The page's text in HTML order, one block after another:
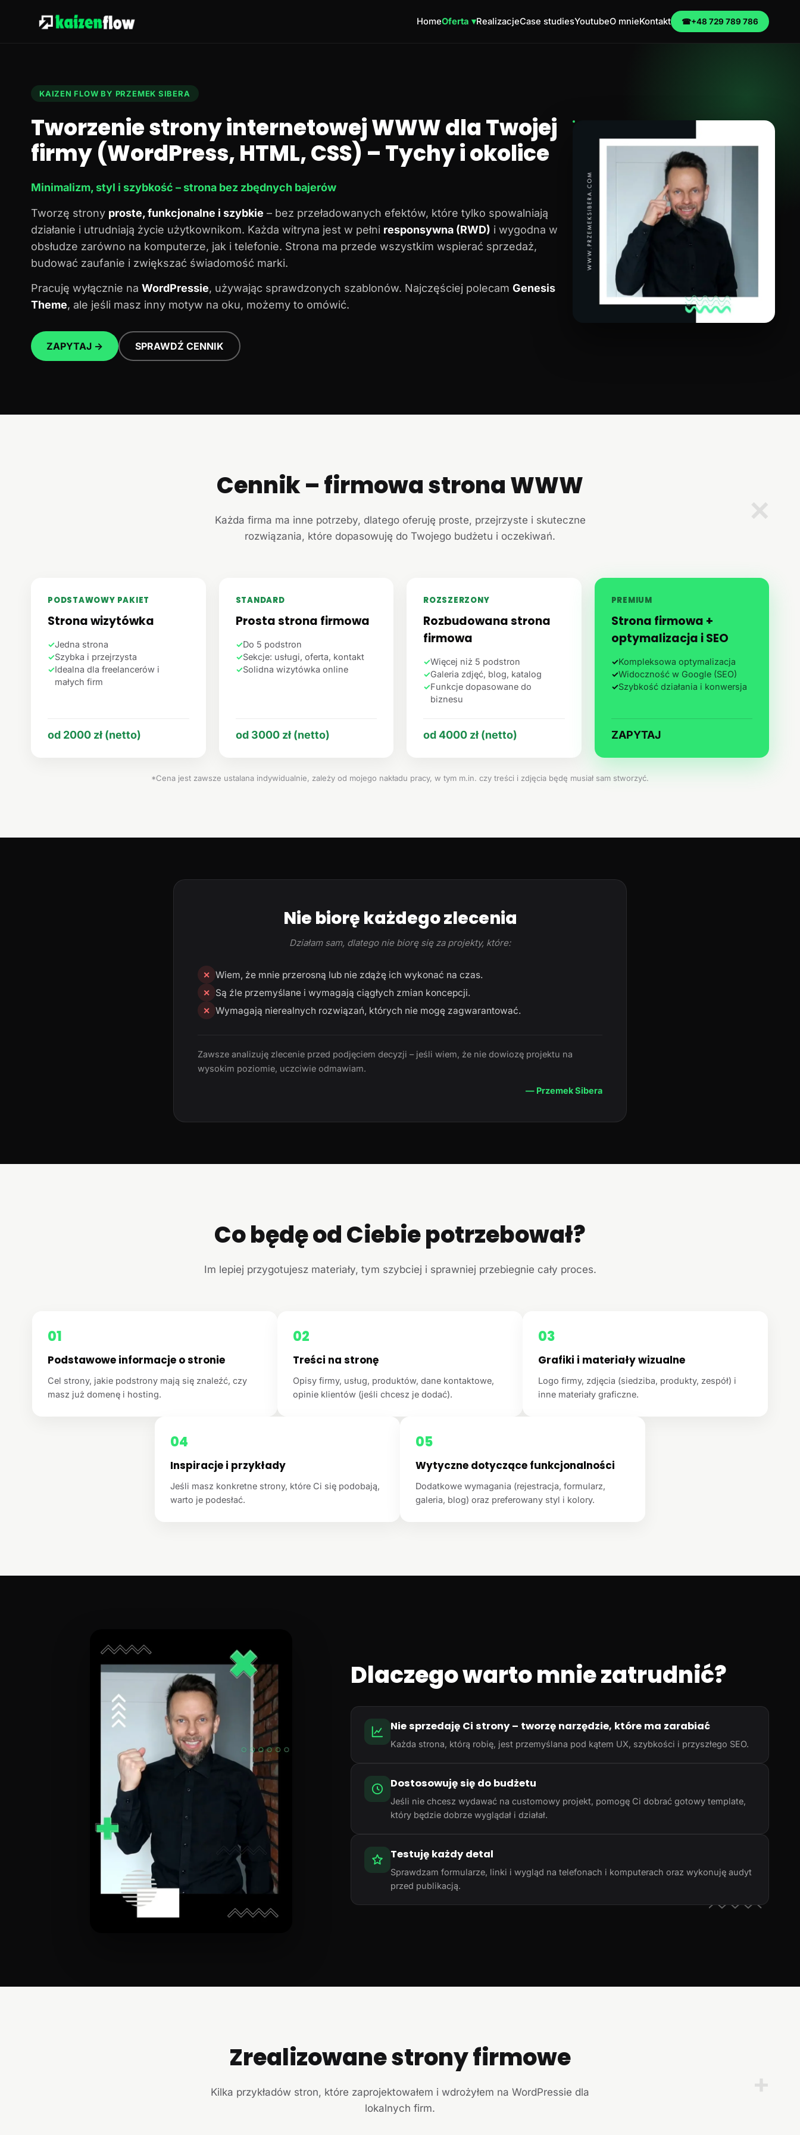
HomeOferta ▾RealizacjeCase studiesYoutubeO mnieKontakt ☎+48 729 789 786
KAIZEN FLOW BY PRZEMEK SIBERA
Tworzenie strony internetowej WWW dla Twojej
firmy (WordPress, HTML, CSS) – Tychy i okolice
Minimalizm, styl i szybkość – strona bez zbędnych bajerów
Tworzę strony proste, funkcjonalne i szybkie – bez przeładowanych efektów, które tylko spowalniają
działanie i utrudniają życie użytkownikom. Każda witryna jest w pełni responsywna (RWD) i wygodna w
obsłudze zarówno na komputerze, jak i telefonie. Strona ma przede wszystkim wspierać sprzedaż,
budować zaufanie i zwiększać świadomość marki.
Pracuję wyłącznie na WordPressie, używając sprawdzonych szablonów. Najczęściej polecam Genesis
Theme, ale jeśli masz inny motyw na oku, możemy to omówić.
ZAPYTAJ → SPRAWDŹ CENNIK
✕
Cennik – firmowa strona WWW
Każda firma ma inne potrzeby, dlatego oferuję proste, przejrzyste i skuteczne
rozwiązania, które dopasowuję do Twojego budżetu i oczekiwań.
PODSTAWOWY PAKIET
Strona wizytówka
✓Jedna strona
✓Szybka i przejrzysta
✓Idealna dla freelancerów i
małych firm
od 2000 zł (netto)
STANDARD
Prosta strona firmowa
✓Do 5 podstron
✓Sekcje: usługi, oferta, kontakt
✓Solidna wizytówka online
od 3000 zł (netto)
ROZSZERZONY
Rozbudowana strona
firmowa
✓Więcej niż 5 podstron
✓Galeria zdjęć, blog, katalog
✓Funkcje dopasowane do
biznesu
od 4000 zł (netto)
PREMIUM
Strona firmowa +
optymalizacja i SEO
✓Kompleksowa optymalizacja
✓Widoczność w Google (SEO)
✓Szybkość działania i konwersja
ZAPYTAJ
*Cena jest zawsze ustalana indywidualnie, zależy od mojego nakładu pracy, w tym m.in. czy treści i zdjęcia będę musiał sam stworzyć.
Nie biorę każdego zlecenia
Działam sam, dlatego nie biorę się za projekty, które:
✕ Wiem, że mnie przerosną lub nie zdążę ich wykonać na czas.
✕ Są źle przemyślane i wymagają ciągłych zmian koncepcji.
✕ Wymagają nierealnych rozwiązań, których nie mogę zagwarantować.
Zawsze analizuję zlecenie przed podjęciem decyzji – jeśli wiem, że nie dowiozę projektu na
wysokim poziomie, uczciwie odmawiam.
— Przemek Sibera
Co będę od Ciebie potrzebował?
Im lepiej przygotujesz materiały, tym szybciej i sprawniej przebiegnie cały proces.
01
Podstawowe informacje o stronie
Cel strony, jakie podstrony mają się znaleźć, czy
masz już domenę i hosting.
02
Treści na stronę
Opisy firmy, usług, produktów, dane kontaktowe,
opinie klientów (jeśli chcesz je dodać).
03
Grafiki i materiały wizualne
Logo firmy, zdjęcia (siedziba, produkty, zespół) i
inne materiały graficzne.
04
Inspiracje i przykłady
Jeśli masz konkretne strony, które Ci się podobają,
warto je podesłać.
05
Wytyczne dotyczące funkcjonalności
Dodatkowe wymagania (rejestracja, formularz,
galeria, blog) oraz preferowany styl i kolory.
Dlaczego warto mnie zatrudnić?
Nie sprzedaję Ci strony – tworzę narzędzie, które ma zarabiać
Każda strona, którą robię, jest przemyślana pod kątem UX, szybkości i przyszłego SEO.
Dostosowuję się do budżetu
Jeśli nie chcesz wydawać na customowy projekt, pomogę Ci dobrać gotowy template,
który będzie dobrze wyglądał i działał.
Testuję każdy detal
Sprawdzam formularze, linki i wygląd na telefonach i komputerach oraz wykonuję audyt
przed publikacją.
+
Zrealizowane strony firmowe
Kilka przykładów stron, które zaprojektowałem i wdrożyłem na WordPressie dla
lokalnych firm.